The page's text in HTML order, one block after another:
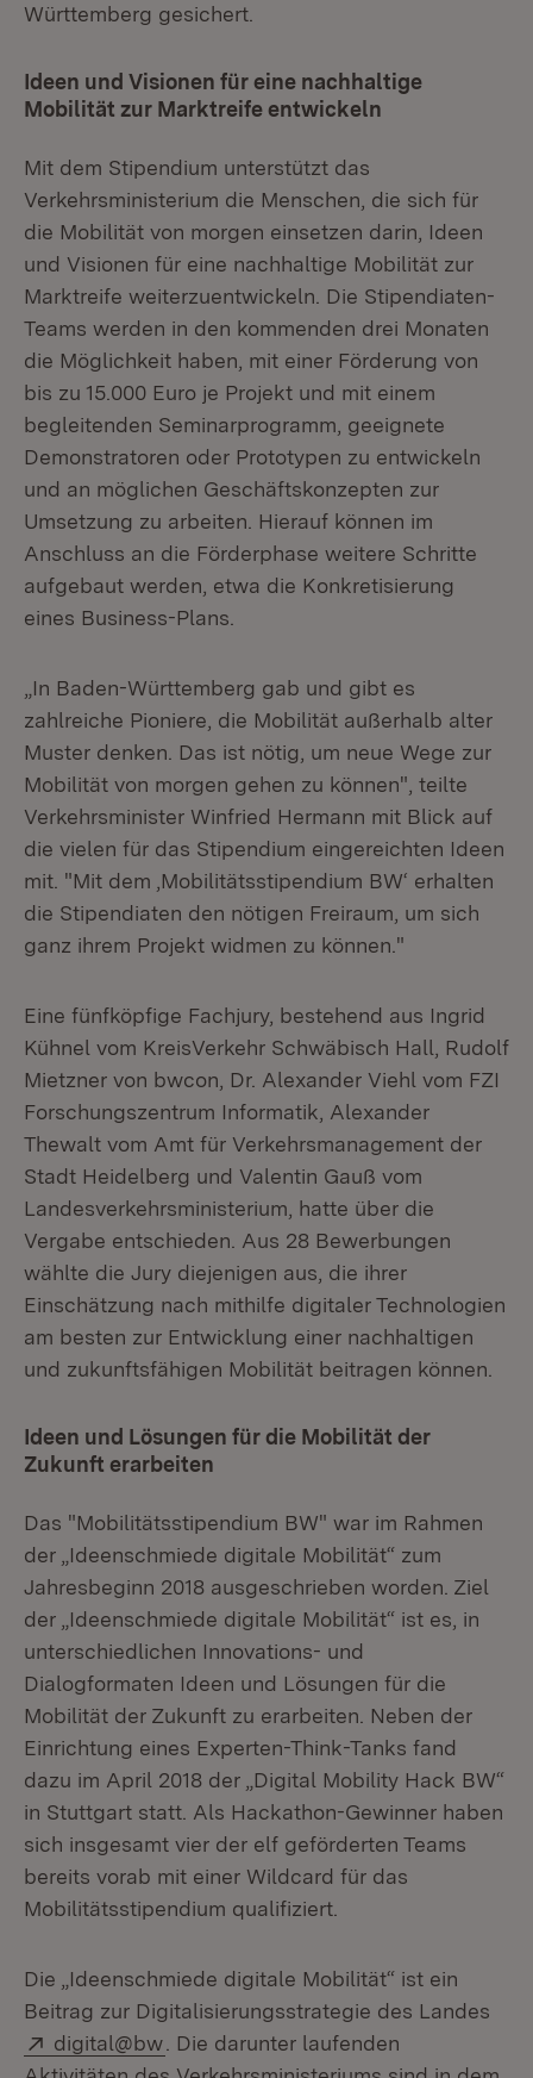
Württemberg gesichert.
Ideen und Visionen für eine nachhaltige
Mobilität zur Marktreife entwickeln
Mit dem Stipendium unterstützt das
Verkehrsministerium die Menschen, die sich für
die Mobilität von morgen einsetzen darin, Ideen
und Visionen für eine nachhaltige Mobilität zur
Marktreife weiterzuentwickeln. Die Stipendiaten-
Teams werden in den kommenden drei Monaten
die Möglichkeit haben, mit einer Förderung von
bis zu 15.000 Euro je Projekt und mit einem
begleitenden Seminarprogramm, geeignete
Demonstratoren oder Prototypen zu entwickeln
und an möglichen Geschäftskonzepten zur
Umsetzung zu arbeiten. Hierauf können im
Anschluss an die Förderphase weitere Schritte
aufgebaut werden, etwa die Konkretisierung
eines Business-Plans.
„In Baden-Württemberg gab und gibt es
zahlreiche Pioniere, die Mobilität außerhalb alter
Muster denken. Das ist nötig, um neue Wege zur
Mobilität von morgen gehen zu können", teilte
Verkehrsminister Winfried Hermann mit Blick auf
die vielen für das Stipendium eingereichten Ideen
mit. "Mit dem ‚Mobilitätsstipendium BW‘ erhalten
die Stipendiaten den nötigen Freiraum, um sich
ganz ihrem Projekt widmen zu können."
Eine fünfköpfige Fachjury, bestehend aus Ingrid
Kühnel vom KreisVerkehr Schwäbisch Hall, Rudolf
Mietzner von bwcon, Dr. Alexander Viehl vom FZI
Forschungszentrum Informatik, Alexander
Thewalt vom Amt für Verkehrsmanagement der
Stadt Heidelberg und Valentin Gauß vom
Landesverkehrsministerium, hatte über die
Vergabe entschieden. Aus 28 Bewerbungen
wählte die Jury diejenigen aus, die ihrer
Einschätzung nach mithilfe digitaler Technologien
am besten zur Entwicklung einer nachhaltigen
und zukunftsfähigen Mobilität beitragen können.
Ideen und Lösungen für die Mobilität der
Zukunft erarbeiten
Das "Mobilitätsstipendium BW" war im Rahmen
der „Ideenschmiede digitale Mobilität“ zum
Jahresbeginn 2018 ausgeschrieben worden. Ziel
der „Ideenschmiede digitale Mobilität“ ist es, in
unterschiedlichen Innovations- und
Dialogformaten Ideen und Lösungen für die
Mobilität der Zukunft zu erarbeiten. Neben der
Einrichtung eines Experten-Think-Tanks fand
dazu im April 2018 der „Digital Mobility Hack BW“
in Stuttgart statt. Als Hackathon-Gewinner haben
sich insgesamt vier der elf geförderten Teams
bereits vorab mit einer Wildcard für das
Mobilitätsstipendium qualifiziert.
Die „Ideenschmiede digitale Mobilität“ ist ein
Beitrag zur Digitalisierungsstrategie des Landes
Extern:
digital@bw . Die darunter laufenden